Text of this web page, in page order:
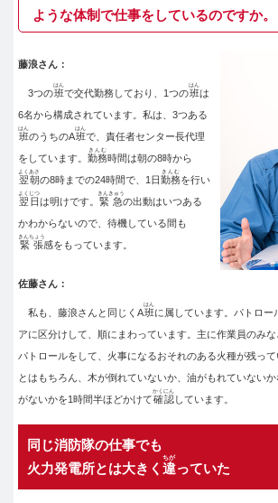
ような体制で仕事をしているのですか。
藤浪さん：
3つの班
はん
で交代勤務しており、1つの班
はん
は
6名から構成されています。私は、3つある
班
はん
のうちのA班
はん
で、責任者センター長代理
をしています。 勤務
きんむ
時間は朝の8時から
翌朝
よくあさ
の8時までの24時間で、1日勤務
きんむ
を行い
翌日
よくじつ
は明けです。 緊急
きんきゅう
の出動はいつある
かわからないので、待機している間も
緊張
きんちょう
感をもっています。
佐藤さん：
私も、藤浪さんと同じくA班
はん
に属しています。パトロー
アに区分けして、順にまわっています。主に作業員のみ
パトロールをして、火事になるおそれのある火種が残っ
とはもちろん、木が倒れていないか、油がもれていない
がないかを1時間半ほどかけて確認
かくにん
しています。
同じ消防隊の仕事でも
火力発電所とは大きく 違
ちが
っていた